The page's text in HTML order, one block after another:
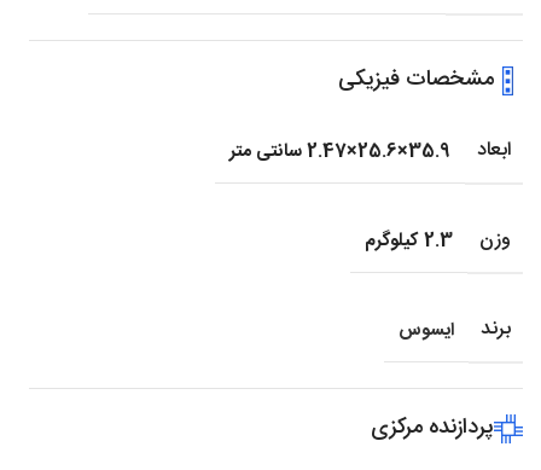
مشخصات فیزیکی
ابعاد 35.9×25.6×2.47 سانتی متر
وزن 2.3 کیلوگرم
برند ایسوس
پردازنده مرکزی